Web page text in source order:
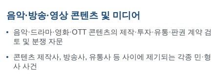
음악·방송·영상 콘텐츠 및 미디어
음악·드라마·영화·OTT 콘텐츠의 제작·투자·유통·판권 계약 검
토 및 분쟁 자문
콘텐츠 제작사, 방송사, 유통사 등 사이에 제기되는 각종 민·형
사 사건